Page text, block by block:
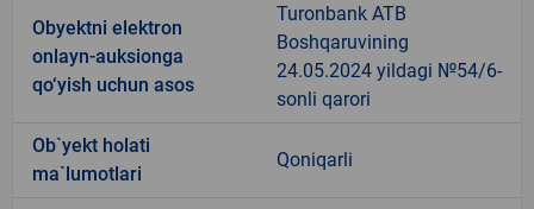
Obyektni elektron
onlayn-auksionga
qo‘yish uchun asos
Turonbank ATB
Boshqaruvining
24.05.2024 yildagi №54/6-
sonli qarori
Ob`yekt holati
ma`lumotlari
Qoniqarli